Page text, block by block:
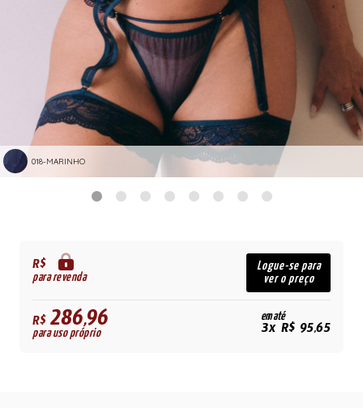
018-MARINHO
R$
para revenda
Logue-se para
ver o preço
R$286,96
para uso próprio
em até
3x R$ 95,65